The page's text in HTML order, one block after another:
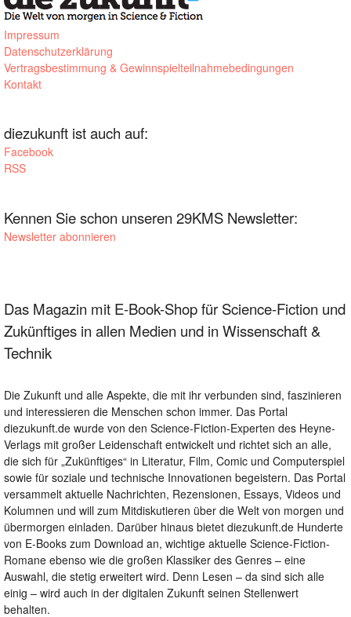
Impressum
Datenschutzerklärung
Vertragsbestimmung & Gewinnspielteilnahmebedingungen
Kontakt
diezukunft ist auch auf:
Facebook
RSS
Kennen Sie schon unseren 29KMS Newsletter:
Newsletter abonnieren
Das Magazin mit E-Book-Shop für Science-Fiction und
Zukünftiges in allen Medien und in Wissenschaft &
Technik
Die Zukunft und alle Aspekte, die mit ihr verbunden sind, faszinieren
und interessieren die Menschen schon immer. Das Portal
diezukunft.de wurde von den Science-Fiction-Experten des Heyne-
Verlags mit großer Leidenschaft entwickelt und richtet sich an alle,
die sich für „Zukünftiges“ in Literatur, Film, Comic und Computerspiel
sowie für soziale und technische Innovationen begeistern. Das Portal
versammelt aktuelle Nachrichten, Rezensionen, Essays, Videos und
Kolumnen und will zum Mitdiskutieren über die Welt von morgen und
übermorgen einladen. Darüber hinaus bietet diezukunft.de Hunderte
von E-Books zum Download an, wichtige aktuelle Science-Fiction-
Romane ebenso wie die großen Klassiker des Genres – eine
Auswahl, die stetig erweitert wird. Denn Lesen – da sind sich alle
einig – wird auch in der digitalen Zukunft seinen Stellenwert
behalten.